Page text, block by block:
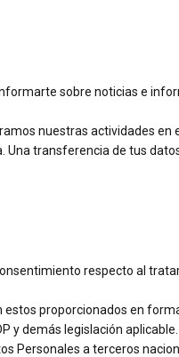
sobre noticias e
nuestras actividades
transferencia de tus
respecto al
proporcionados en
y demás legislación aplicable.
Personales a terceros